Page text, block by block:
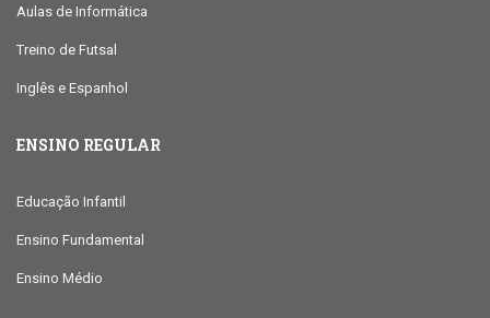
Aulas de Informática
Treino de Futsal
Inglês e Espanhol
ENSINO REGULAR
Educação Infantil
Ensino Fundamental
Ensino Médio